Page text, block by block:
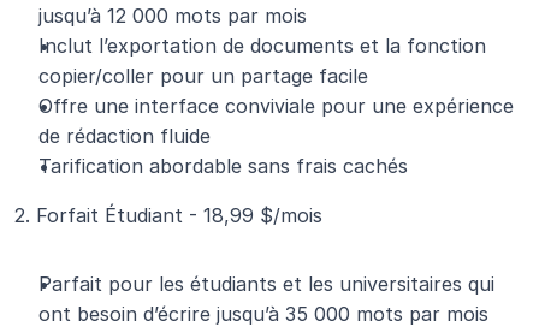
jusqu’à 12 000 mots par mois
Inclut l’exportation de documents et la fonction
copier/coller pour un partage facile
Offre une interface conviviale pour une expérience
de rédaction fluide
Tarification abordable sans frais cachés
2. Forfait Étudiant - 18,99 $/mois
Parfait pour les étudiants et les universitaires qui
ont besoin d’écrire jusqu’à 35 000 mots par mois